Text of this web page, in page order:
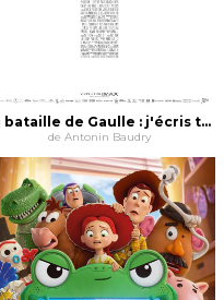
La bataille de Gaulle : j'écris ton nom
de Antonin Baudry